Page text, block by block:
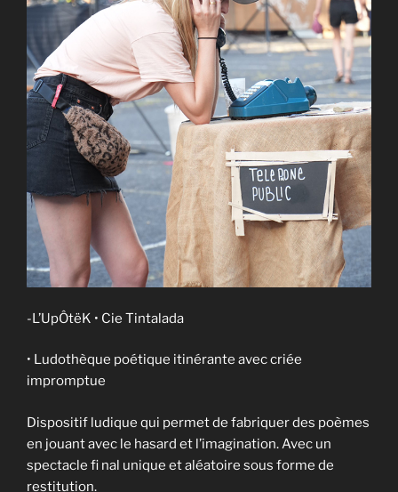
-L’UpÔtëK • Cie Tintalada
• Ludothèque poétique itinérante avec criée
impromptue
Dispositif ludique qui permet de fabriquer des poèmes
en jouant avec le hasard et l’imagination. Avec un
spectacle fi nal unique et aléatoire sous forme de
restitution.